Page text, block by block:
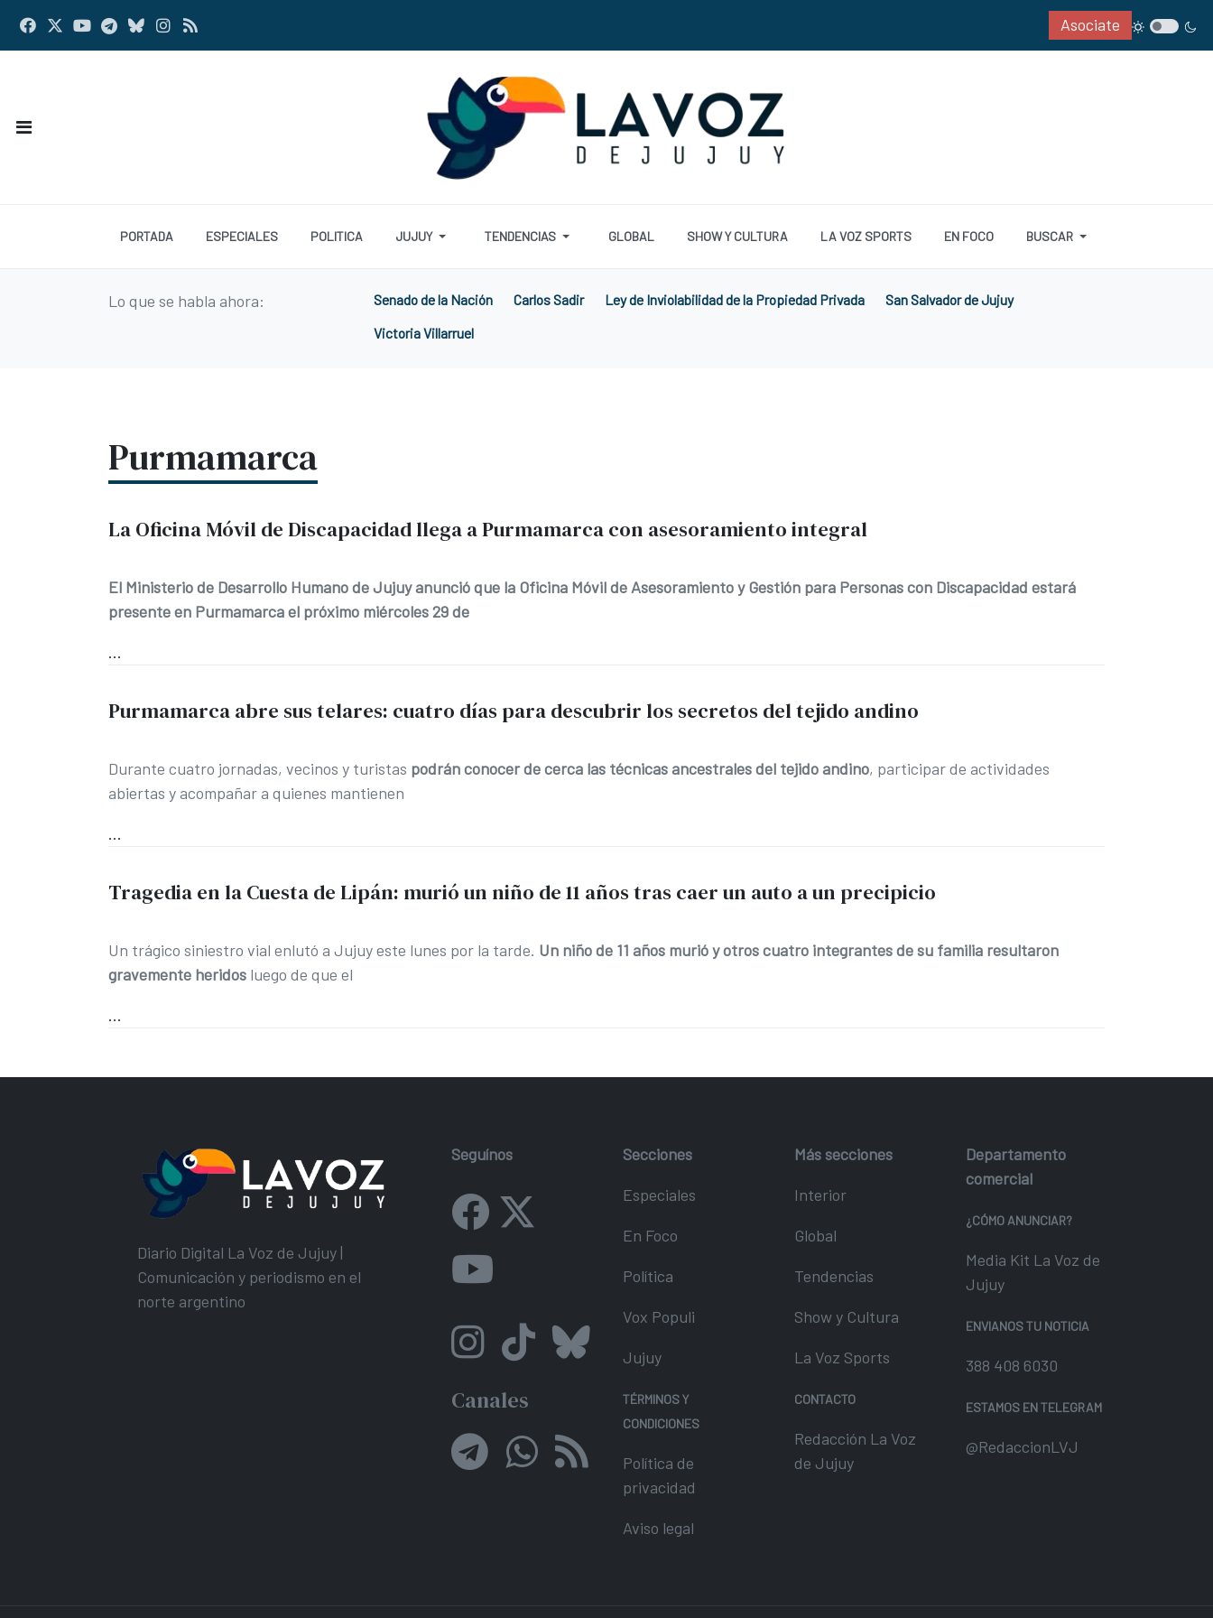
Asociate
PORTADA ESPECIALES POLITICA JUJUY TENDENCIAS GLOBAL SHOW Y CULTURA LA VOZ SPORTS EN FOCO BUSCAR
Lo que se habla ahora: Senado de la Nación Carlos Sadir Ley de Inviolabilidad de la Propiedad Privada
San Salvador de Jujuy
Victoria Villarruel
Purmamarca
La Oficina Móvil de Discapacidad llega a Purmamarca con asesoramiento integral
El Ministerio de Desarrollo Humano de Jujuy anunció que la Oficina Móvil de Asesoramiento y Gestión para Personas con Discapacidad estará
presente en Purmamarca el próximo miércoles 29 de
...
Purmamarca abre sus telares: cuatro días para descubrir los secretos del tejido andino
Durante cuatro jornadas, vecinos y turistas podrán conocer de cerca las técnicas ancestrales del tejido andino, participar de actividades
abiertas y acompañar a quienes mantienen
...
Tragedia en la Cuesta de Lipán: murió un niño de 11 años tras caer un auto a un precipicio
Un trágico siniestro vial enlutó a Jujuy este lunes por la tarde. Un niño de 11 años murió y otros cuatro integrantes de su familia resultaron
gravemente heridos luego de que el
...
Diario Digital La Voz de Jujuy |
Comunicación y periodismo en el
norte argentino
Seguínos
Canales
Secciones
Especiales
En Foco
Política
Vox Populi
Jujuy
TÉRMINOS Y
CONDICIONES
Política de
privacidad
Aviso legal
Más secciones
Interior
Global
Tendencias
Show y Cultura
La Voz Sports
CONTACTO
Redacción La Voz
de Jujuy
Departamento
comercial
¿CÓMO ANUNCIAR?
Media Kit La Voz de
Jujuy
ENVIANOS TU NOTICIA
388 408 6030
ESTAMOS EN TELEGRAM
@RedaccionLVJ